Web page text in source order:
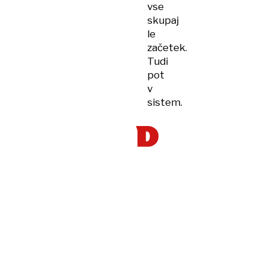
vse
skupaj
le
začetek.
Tudi
pot
v
sistem.